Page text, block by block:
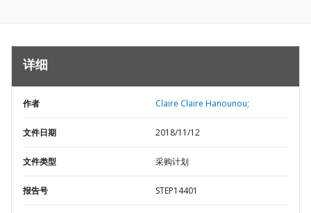
详细
作者 Claire Claire Hanounou;
文件日期 2018/11/12
文件类型 采购计划
报告号 STEP14401